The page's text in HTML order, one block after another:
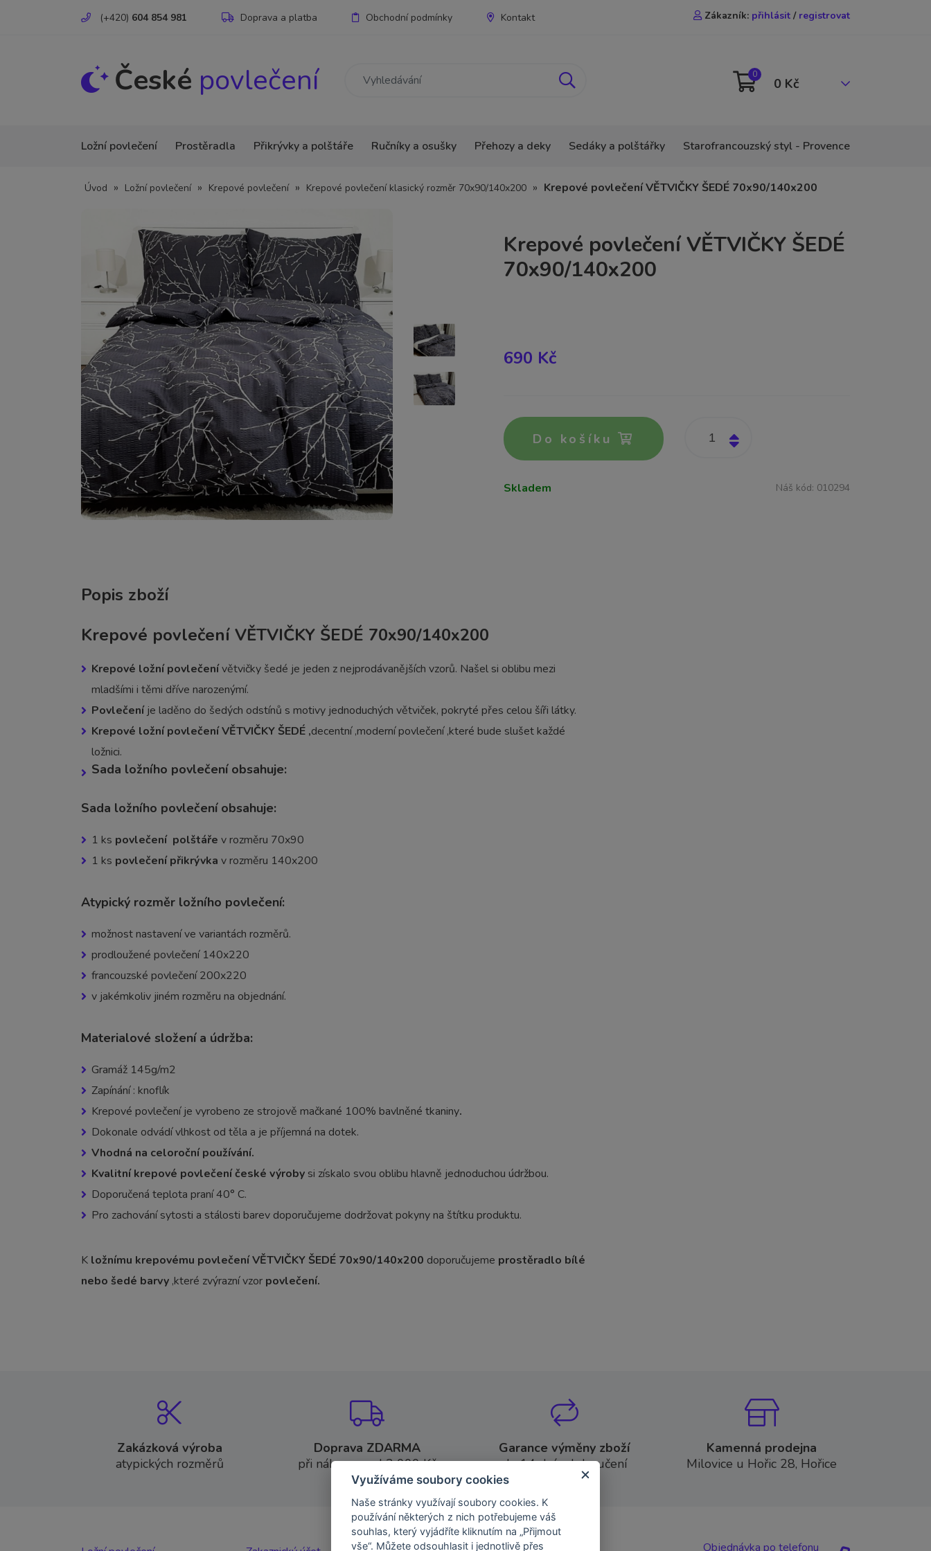
(+420) 604 854 981 Doprava a platba Obchodní podmínky Kontakt Zákazník: přihlásit / registrovat
České povlečení 0
0 Kč
Ložní povlečení Prostěradla Přikrývky a polštáře Ručníky a osušky Přehozy a deky Sedáky a polštářky Starofrancouzský styl - Provence
Úvod » Ložní povlečení » Krepové povlečení » Krepové povlečení klasický rozměr 70x90/140x200 » Krepové povlečení VĚTVIČKY ŠEDÉ 70x90/140x200
Krepové povlečení VĚTVIČKY ŠEDÉ
70x90/140x200
690 Kč
Do košíku
Skladem Náš kód: 010294
Popis zboží
Krepové povlečení VĚTVIČKY ŠEDÉ 70x90/140x200
Krepové ložní povlečenívětvičky šedé je jeden z nejprodávanějších vzorů. Našel si oblibu mezi
mladšími i těmi dříve narozenýmí.
Povlečeníje laděno do šedých odstínů s motivy jednoduchých větviček, pokryté přes celou šíři látky.
Krepové ložní povlečení VĚTVIČKY ŠEDÉ ,decentní ,moderní povlečení ,které bude slušet každé
ložnici.
Sada ložního povlečení obsahuje:
Sada ložního povlečení obsahuje:
1 ks povlečení polštáře v rozměru 70x90
1 ks povlečení přikrývka v rozměru 140x200
Atypický rozměr ložního povlečení:
možnost nastavení ve variantách rozměrů.
prodloužené povlečení 140x220
francouzské povlečení 200x220
v jakémkoliv jiném rozměru na objednání.
Materialové složení a údržba:
Gramáž 145g/m2
Zapínání : knoflík
Krepové povlečení je vyrobeno ze strojově mačkané 100% bavlněné tkaniny.
Dokonale odvádí vlhkost od těla a je příjemná na dotek.
Vhodná na celoroční používání.
Kvalitní krepové povlečení české výroby si získalo svou oblibu hlavně jednoduchou údržbou.
Doporučená teplota praní 40° C.
Pro zachování sytosti a stálosti barev doporučujeme dodržovat pokyny na štítku produktu.
K ložnímu krepovému povlečení VĚTVIČKY ŠEDÉ 70x90/140x200 doporučujeme prostěradlo bílé
nebo šedé barvy ,které zvýrazní vzor povlečení.
Zakázková výroba
atypických rozměrů
Doprava ZDARMA
při nákupu nad 2 000 Kč
Garance výměny zboží
do 14 dní od doručení
Kamenná prodejna
Milovice u Hořic 28, Hořice
Objednávka po telefonu
Využíváme soubory cookies
Naše stránky využívají soubory cookies. K
používání některých z nich potřebujeme váš
souhlas, který vyjádříte kliknutím na „Přijmout
vše“. Můžete odsouhlasit i jednotlivě přes